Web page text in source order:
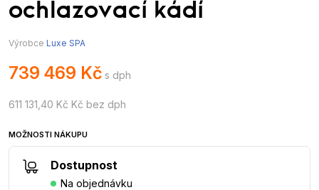
ochlazovací kádí
Výrobce Luxe SPA
739 469 Kč s dph
611 131,40 Kč Kč bez dph
MOŽNOSTI NÁKUPU
Dostupnost
Na objednávku